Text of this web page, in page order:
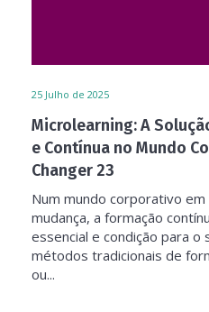
25 Julho de 2025
Microlearning: A
e Contínua no Mundo
Changer 23
Num mundo corporativo
mudança, a formação
essencial e condição para o
métodos tradicionais de
ou...